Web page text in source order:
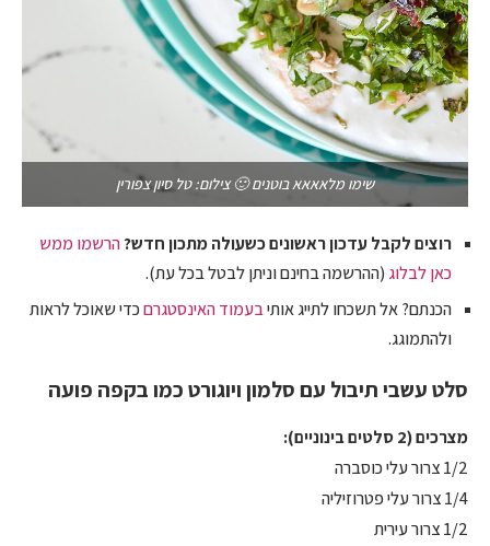
שימו מלאאאא בוטנים 🙂 צילום: טל סיון צפורין
רוצים לקבל עדכון ראשונים כשעולה מתכון חדש?הרשמו ממש
כאן לבלוג(ההרשמה בחינם וניתן לבטל בכל עת).
הכנתם? אל תשכחו לתייג אותיבעמוד האינסטגרםכדי שאוכל לראות
ולהתמוגג.
סלט עשבי תיבול עם סלמון ויוגורט כמו בקפה פועה
מצרכים (2 סלטים בינוניים):
1/2 צרור עלי כוסברה
1/4 צרור עלי פטרוזיליה
1/2 צרור עירית